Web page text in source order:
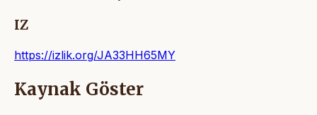
IZ
https://izlik.org/JA33HH65MY
Kaynak Göster